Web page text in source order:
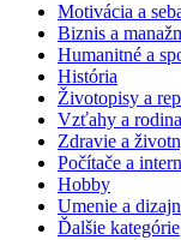
Motivácia a
Biznis a
Humanitné a
História
Životopisy a
Vzťahy a rodina
Zdravie a
Počítače a
Hobby
Umenie a dizajn
Ďalšie kategórie